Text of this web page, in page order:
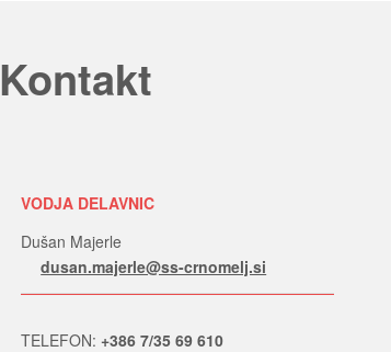
Kontakt
VODJA DELAVNIC
Dušan Majerle
dusan.majerle@ss-crnomelj.si
TELEFON: +386 7/35 69 610